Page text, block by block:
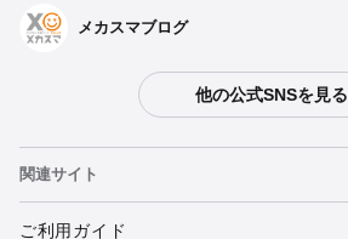
メカスマブログ
他の公式SNSを見る
関連サイト
ねんどろいど
ご利用ガイド